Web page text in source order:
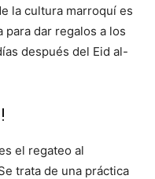
la cultura marroquí es
dar regalos a los
después del Eid al-
el regateo al
trata de una práctica